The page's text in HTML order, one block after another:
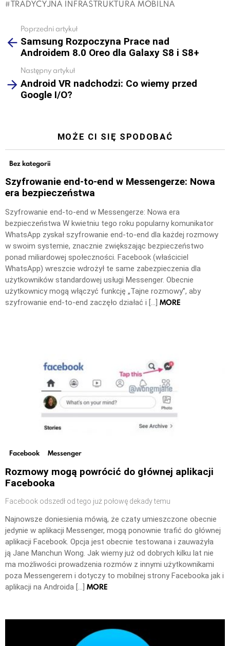
TRADYCYJNA INFRASTRUKTURA MOBILNA
more
Poprzedni artykuł
Samsung Rozpoczyna Prace nad
Androidem 8.0 Oreo dla Galaxy S8 i S8+
Następny artykuł
Android VR nadchodzi: Co wiemy przed
Google I/O?
MOŻE CI SIĘ SPODOBAĆ
Bez kategorii
Szyfrowanie end-to-end w Messengerze: Nowa
era bezpieczeństwa
Szyfrowanie end-to-end w Messengerze: Nowa era
bezpieczeństwa W kwietniu tego roku popularny komunikator
WhatsApp zyskał szyfrowanie end-to-end dla każdej rozmowy
w swoim systemie, znacznie zwiększając bezpieczeństwo
ponad miliardowej społeczności. Facebook (właściciel
WhatsApp) wreszcie wdrożył te same zabezpieczenia dla
użytkowników standardowej usługi Messenger. Obecnie
użytkownicy mogą włączyć funkcję „Tajne rozmowy”, aby
szyfrowanie end-to-end zaczęło działać i […] MORE
Facebook Messenger
Rozmowy mogą powrócić do głównej aplikacji
Facebooka
Facebook odszedł od tego już połowę dekady temu
Najnowsze doniesienia mówią, że czaty umieszczone obecnie
jedynie w aplikacji Messenger, mogą ponownie trafić do głównej
aplikacji Facebook. Opcja jest obecnie testowana i zauważyła
ją Jane Manchun Wong. Jak wiemy już od dobrych kilku lat nie
ma możliwości prowadzenia rozmów z innymi użytkownikami
poza Messengerem i dotyczy to mobilnej strony Facebooka jak i
aplikacji na Androida […] MORE